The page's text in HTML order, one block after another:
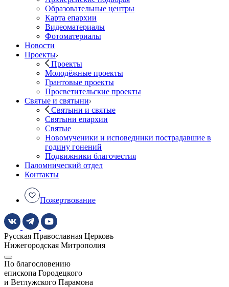
Образовательные центры
Карта епархии
Видеоматериалы
Фотоматериалы
Новости
Проекты
Проекты
Молодёжные проекты
Грантовые проекты
Просветительские проекты
Святые и святыни
Святыни и святые
Святыни епархии
Святые
Новомученики и исповедники пострадавшие в
годину гонений
Подвижники благочестия
Паломнический отдел
Контакты
Пожертвование
Русская Православная Церковь
Нижегородская Митрополия
По благословению
епископа Городецкого
и Ветлужского Парамона